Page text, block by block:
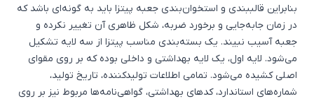
بنابراین قالب‎بندی و استخوان‌بندی جعبه پیتزا باید به گونه‌ای باشد که
در زمان جابه‌جایی و برخورد ضربه، شکل ظاهری آن تغییر نکرده و
جعبه آسیب نبیند. یک بسته‌بندی مناسب پیتزا از سه لایه تشکیل
می‌شود. لایه اول، یک لایه بهداشتی و داخلی بوده که بر روی مقوای
اصلی کشیده می‌شود. تمامی اطلاعات تولیدکننده، تاریخ تولید،
شماره‌های استاندارد، کدهای بهداشتی، گواهی‌نامه‌ها مربوط نیز بر روی